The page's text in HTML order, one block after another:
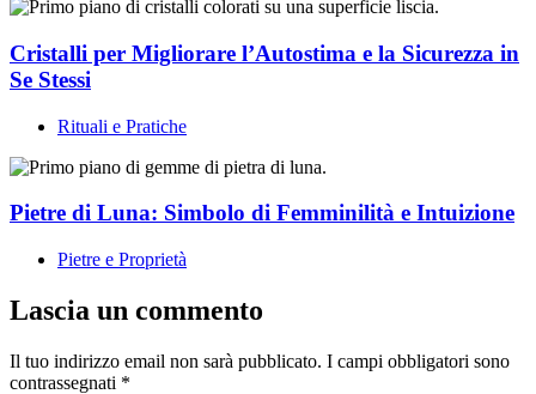
Cristalli per Migliorare l’Autostima e la Sicurezza in
Se Stessi
Rituali e Pratiche
Pietre di Luna: Simbolo di Femminilità e Intuizione
Pietre e Proprietà
Lascia un commento
Il tuo indirizzo email non sarà pubblicato. I campi obbligatori sono
contrassegnati *